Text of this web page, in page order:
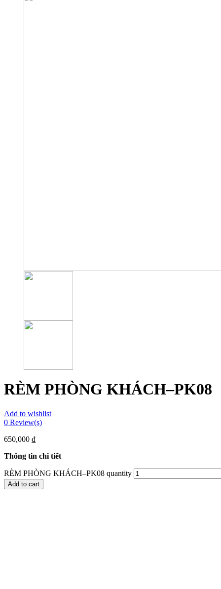
RÈM PHÒNG KHÁCH–PK08
Add to wishlist
0 Review(s)
650,000 ₫
Thông tin chi tiết
RÈM PHÒNG KHÁCH–PK08 quantity
Add to cart